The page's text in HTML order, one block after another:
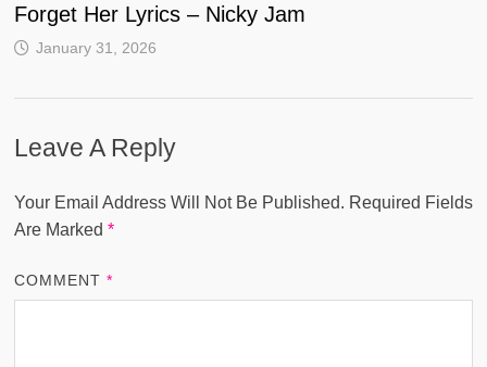
Forget Her Lyrics – Nicky Jam
January 31, 2026
Leave A Reply
Your Email Address Will Not Be Published. Required Fields
Are Marked *
COMMENT*